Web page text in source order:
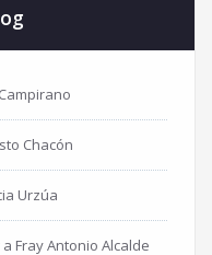
Chacón
Urzúa
Fray Antonio Alcalde